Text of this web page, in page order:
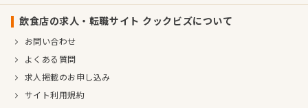
飲食店の求人・転職サイト クックビズについて
お問い合わせ
よくある質問
求人掲載のお申し込み
サイト利用規約